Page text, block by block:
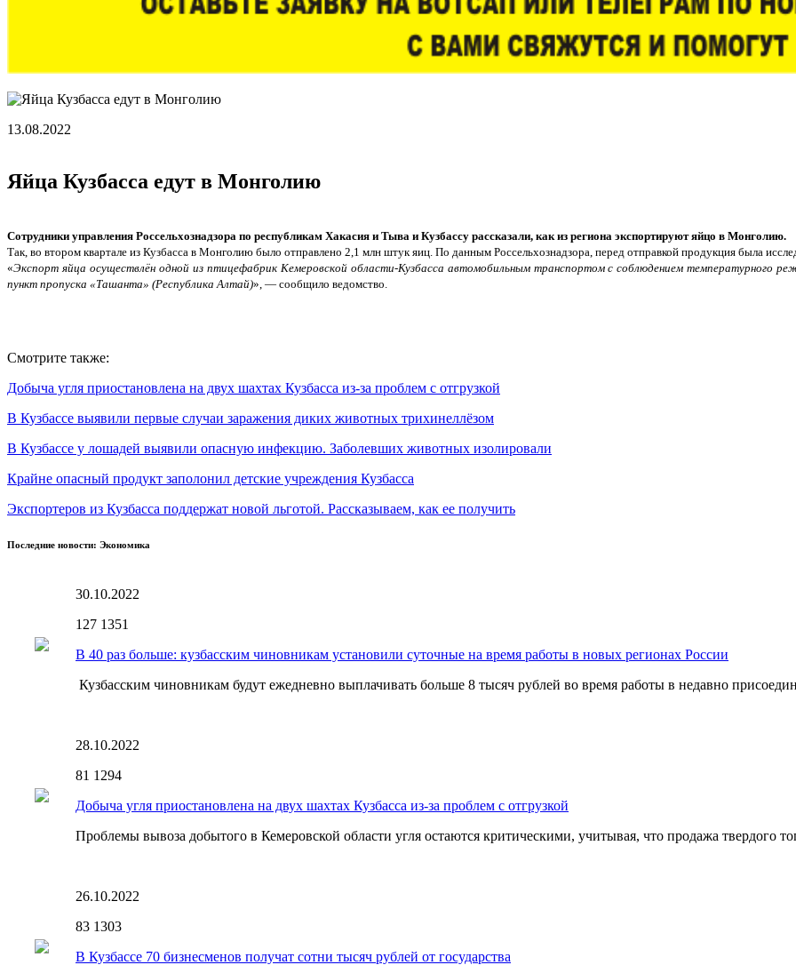
13.08.2022
Яйца Кузбасса едут в Монголию
Сотрудники управления Россельхознадзора по республикам Хакасия и Тыва и Кузбассу рассказали, как из региона экспортируют яйцо в Монголию.
Так, во втором квартале из Кузбасса в Монголию было отправлено 2,1 млн штук яиц. По данным Россельхознадзора, перед отправкой продукция была
«Экспорт яйца осуществлён одной из птицефабрик Кемеровской области-Кузбасса автомобильным транспортом с соблюдением температурного
пункт пропуска «Ташанта» (Республика Алтай)», — сообщило ведомство.
Смотрите также:
Добыча угля приостановлена на двух шахтах Кузбасса из-за проблем с отгрузкой
В Кузбассе выявили первые случаи заражения диких животных трихинеллёзом
В Кузбассе у лошадей выявили опасную инфекцию. Заболевших животных изолировали
Крайне опасный продукт заполонил детские учреждения Кузбасса
Экспортеров из Кузбасса поддержат новой льготой. Рассказываем, как ее получить
Последние новости: Экономика
30.10.2022
127 1351
В 40 раз больше: кузбасским чиновникам установили суточные на время работы в новых регионах России
Кузбасским чиновникам будут ежедневно выплачивать больше 8 тысяч рублей во время работы в недавно
28.10.2022
81 1294
Добыча угля приостановлена на двух шахтах Кузбасса из-за проблем с отгрузкой
Проблемы вывоза добытого в Кемеровской области угля остаются критическими, учитывая, что продажа твердого
26.10.2022
83 1303
В Кузбассе 70 бизнесменов получат сотни тысяч рублей от государства